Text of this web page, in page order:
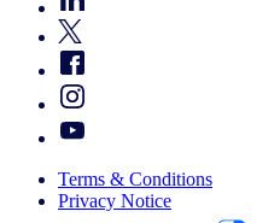
Terms & Conditions
Privacy Notice